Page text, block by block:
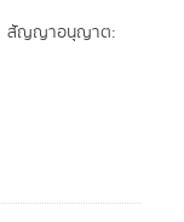
สัญญาอนุญาต: